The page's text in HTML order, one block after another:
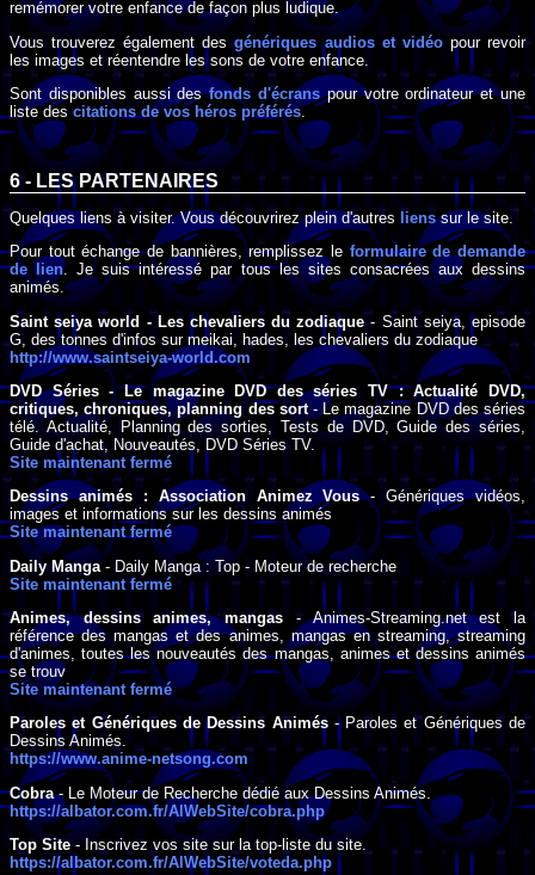
remémorer votre enfance de façon plus ludique.
Vous trouverez également desgénériques audios et vidéopour revoir
les images et réentendre les sons de votre enfance.
Sont disponibles aussi desfonds d'écranspour votre ordinateur et une
liste des citations de vos héros préférés.
6 - LES PARTENAIRES
Quelques liens à visiter. Vous découvrirez plein d'autres lienssur le site.
Pour tout échange de bannières, remplissez le formulaire de demande
de lien. Je suis intéressé par tous les sites consacrées aux dessins
animés.
Saint seiya world - Les chevaliers du zodiaque - Saint seiya, episode
G, des tonnes d'infos sur meikai, hades, les chevaliers du zodiaque
http://www.saintseiya-world.com
DVD Séries - Le magazine DVD des séries TV : Actualité DVD,
critiques, chroniques, planning des sort- Le magazine DVD des séries
télé. Actualité, Planning des sorties, Tests de DVD, Guide des séries,
Guide d'achat, Nouveautés, DVD Séries TV.
Site maintenant fermé
Dessins animés : Association Animez Vous- Génériques vidéos,
images et informations sur les dessins animés
Site maintenant fermé
Daily Manga- Daily Manga : Top - Moteur de recherche
Site maintenant fermé
Animes, dessins animes, mangas - Animes-Streaming.net est la
référence des mangas et des animes, mangas en streaming, streaming
d'animes, toutes les nouveautés des mangas, animes et dessins animés
se trouv
Site maintenant fermé
Paroles et Génériques de Dessins Animés- Paroles et Génériques de
Dessins Animés.
https://www.anime-netsong.com
Cobra- Le Moteur de Recherche dédié aux Dessins Animés.
https://albator.com.fr/AlWebSite/cobra.php
Top Site- Inscrivez vos site sur la top-liste du site.
https://albator.com.fr/AlWebSite/voteda.php